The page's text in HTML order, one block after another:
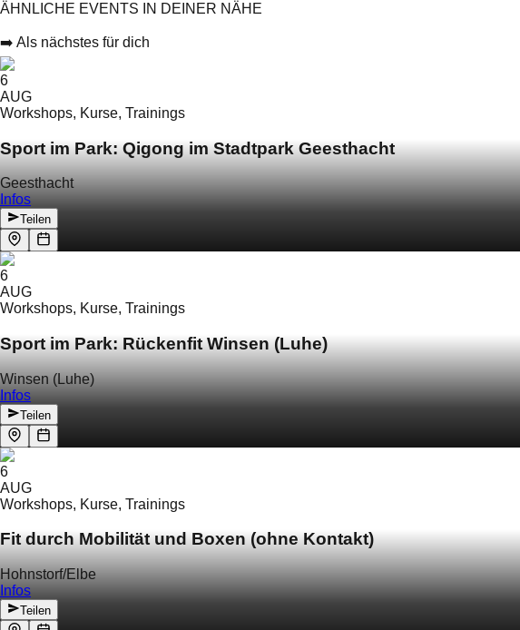
ÄHNLICHE EVENTS IN DEINER NÄHE
➡️ Als nächstes für dich
6
AUG
Workshops, Kurse, Trainings
Sport im Park: Qigong im Stadtpark Geesthacht
Geesthacht
Infos
Teilen
6
AUG
Workshops, Kurse, Trainings
Sport im Park: Rückenfit Winsen (Luhe)
Winsen (Luhe)
Infos
Teilen
6
AUG
Workshops, Kurse, Trainings
Fit durch Mobilität und Boxen (ohne Kontakt)
Hohnstorf/Elbe
Infos
Teilen